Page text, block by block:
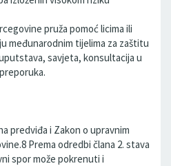
pruža pomoć licima ili
međunarodnim tijelima za zaštitu
savjeta, konsultacija u
predviđa i Zakon o upravnim
Prema odredbi člana 2. stava
spor može pokrenuti i